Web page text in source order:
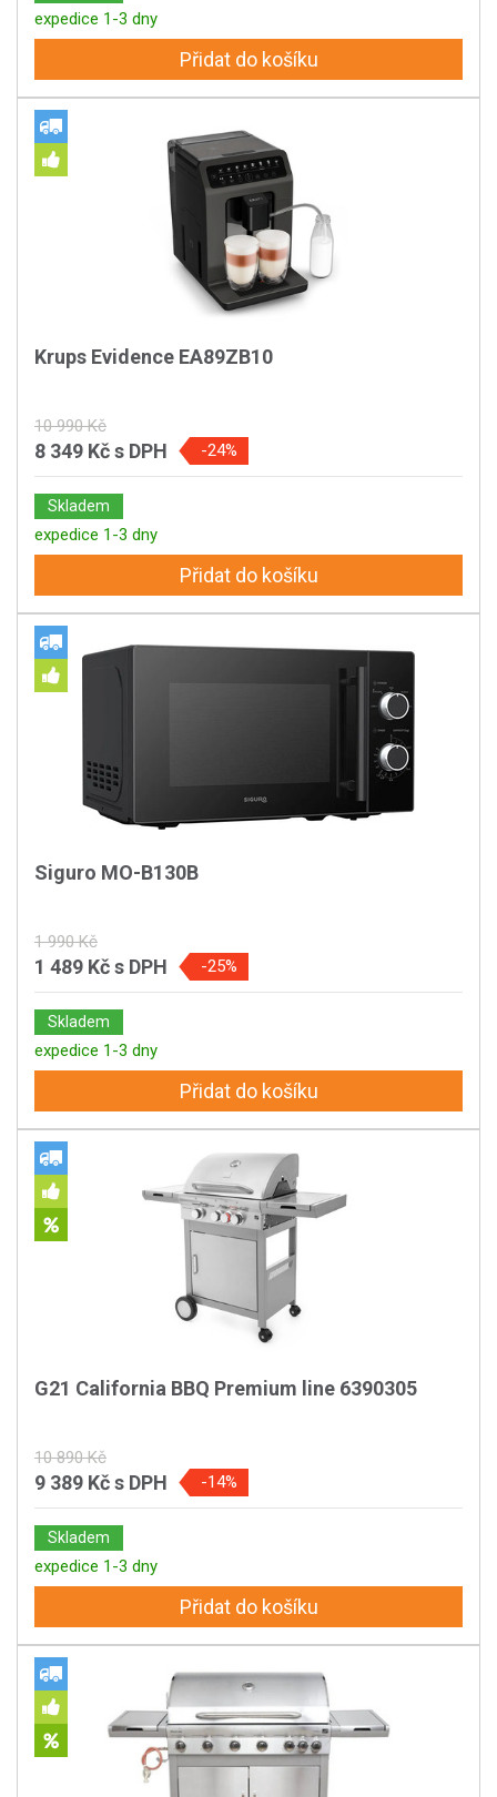
expedice 1-3 dny
Přidat do košíku
Krups Evidence EA89ZB10
10 990 Kč
8 349 Kčs DPH -24%
Skladem
expedice 1-3 dny
Přidat do košíku
Siguro MO-B130B
1 990 Kč
1 489 Kčs DPH -25%
Skladem
expedice 1-3 dny
Přidat do košíku
G21 California BBQ Premium line 6390305
10 890 Kč
9 389 Kčs DPH -14%
Skladem
expedice 1-3 dny
Přidat do košíku